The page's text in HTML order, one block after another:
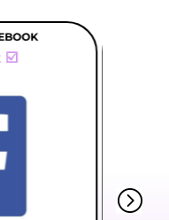
TIK TOK
💯